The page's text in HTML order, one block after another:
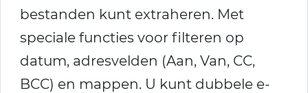
bestanden kunt extraheren. Met
speciale functies voor filteren op
datum, adresvelden (Aan, Van, CC,
BCC) en mappen. U kunt dubbele e-